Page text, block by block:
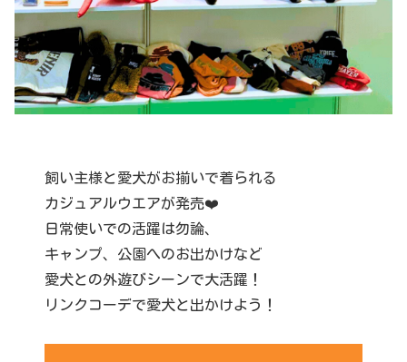
飼い主様と愛犬がお揃いで着られる
カジュアルウエアが発売❤️
日常使いでの活躍は勿論、
キャンプ、公園へのお出かけなど
愛犬との外遊びシーンで大活躍！
リンクコーデで愛犬と出かけよう！